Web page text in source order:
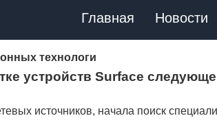
Главная Новости
технологи
устройств Surface
источников, начала поиск